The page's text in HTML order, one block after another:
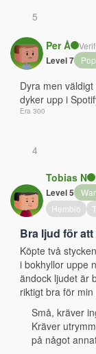
5
Per Å
Level 7
Dyra men
dyker upp i
Era 300
4
Tobias N
Level 5
Hembio
Bra ljud för
Köpte två
i bokhyllor uppe
ändock ljudet är
riktigt bra för
Små, kräver
Kräver
på något